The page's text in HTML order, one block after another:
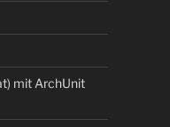
mit ArchUnit